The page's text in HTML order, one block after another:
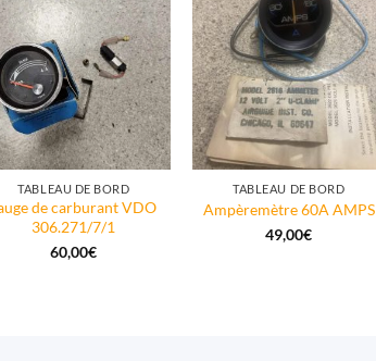
TABLEAU DE BORD
de carburant VDO
306.271/7/1
60,00€
TABLEAU DE BORD
Ampèremètre 60A AMPS
49,00€